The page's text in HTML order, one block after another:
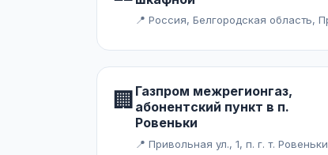
🏢 Газпром межрегионгаз,
абонентский пункт в п.
Ровеньки
📍 Привольная ул., 1, п. г. т. Ровеньки